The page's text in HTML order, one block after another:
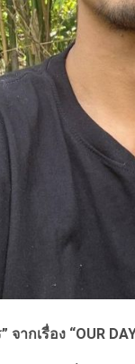
”จากเรื่อง “OUR